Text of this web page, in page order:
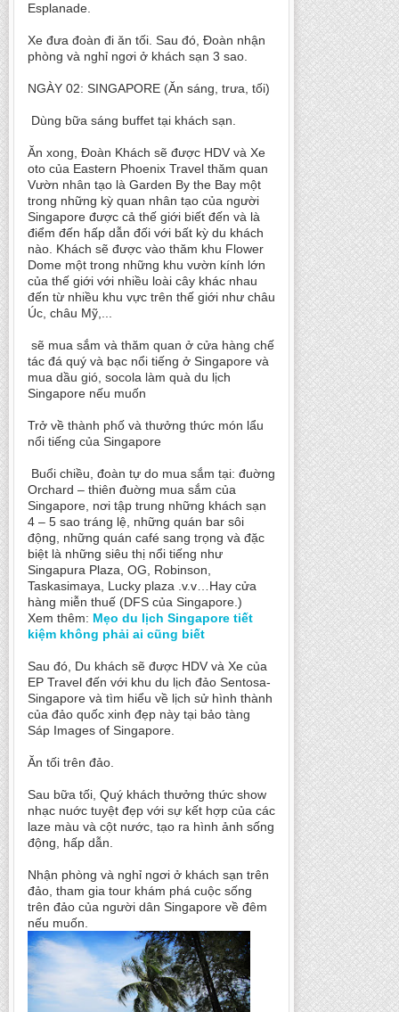
Esplanade.
Xe đưa đoàn đi ăn tối. Sau đó, Đoàn nhận
phòng và nghỉ ngơi ở khách sạn 3 sao.
NGÀY 02: SINGAPORE (Ăn sáng, trưa, tối)
Dùng bữa sáng buffet tại khách sạn.
Ăn xong, Đoàn Khách sẽ được HDV và Xe
oto của Eastern Phoenix Travel thăm quan
Vườn nhân tạo là Garden By the Bay một
trong những kỳ quan nhân tạo của người
Singapore được cả thế giới biết đến và là
điểm đến hấp dẫn đối với bất kỳ du khách
nào. Khách sẽ được vào thăm khu Flower
Dome một trong những khu vườn kính lớn
của thế giới với nhiều loài cây khác nhau
đến từ nhiều khu vực trên thế giới như châu
Úc, châu Mỹ,...
sẽ mua sắm và thăm quan ở cửa hàng chế
tác đá quý và bạc nổi tiếng ở Singapore và
mua dầu gió, socola làm quà du lịch
Singapore nếu muốn
Trở về thành phố và thưởng thức món lẩu
nổi tiếng của Singapore
Buổi chiều, đoàn tự do mua sắm tại: đuờng
Orchard – thiên đuờng mua sắm của
Singapore, nơi tập trung những khách sạn
4 – 5 sao tráng lệ, những quán bar sôi
động, những quán café sang trọng và đặc
biệt là những siêu thị nổi tiếng như
Singapura Plaza, OG, Robinson,
Taskasimaya, Lucky plaza .v.v…Hay cửa
hàng miễn thuế (DFS của Singapore.)
Xem thêm: Mẹo du lịch Singapore tiết
kiệm không phải ai cũng biết
Sau đó, Du khách sẽ được HDV và Xe của
EP Travel đến với khu du lịch đảo Sentosa-
Singapore và tìm hiểu về lịch sử hình thành
của đảo quốc xinh đẹp này tại bảo tàng
Sáp Images of Singapore.
Ăn tối trên đảo.
Sau bữa tối, Quý khách thưởng thức show
nhạc nuớc tuyệt đẹp với sự kết hợp của các
laze màu và cột nước, tạo ra hình ảnh sống
động, hấp dẫn.
Nhận phòng và nghỉ ngơi ở khách sạn trên
đảo, tham gia tour khám phá cuộc sống
trên đảo của người dân Singapore về đêm
nếu muốn.